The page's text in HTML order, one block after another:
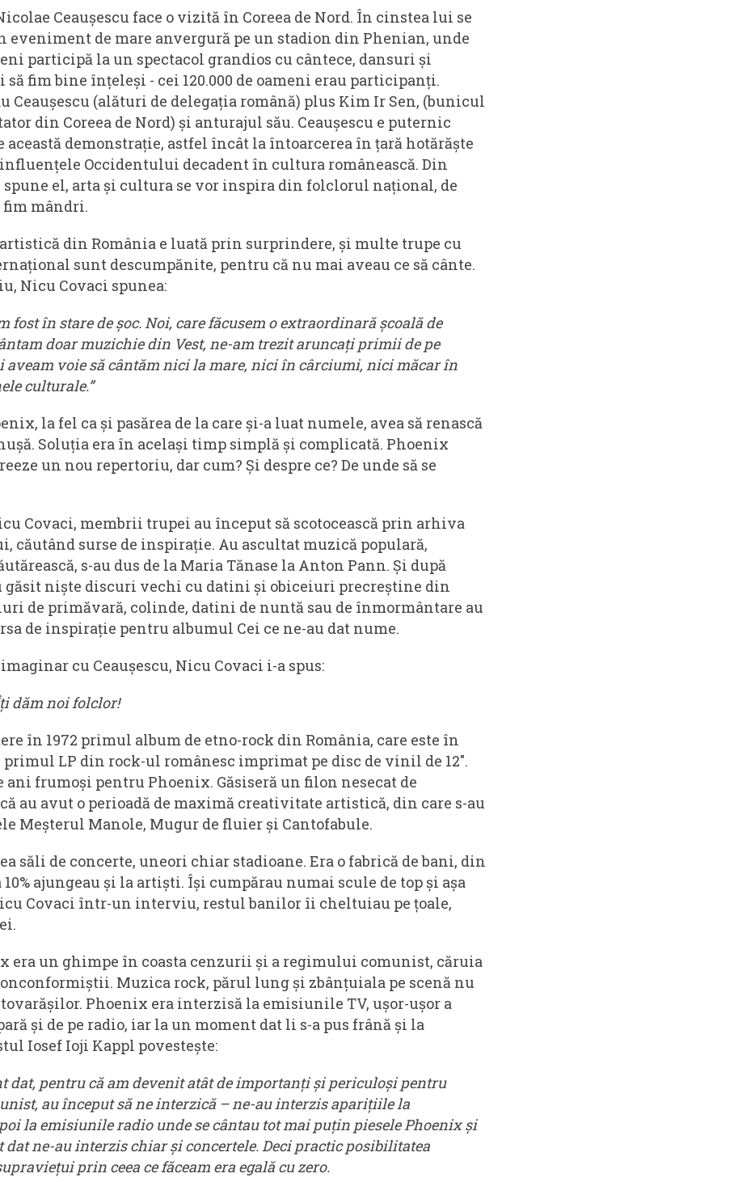
Ceaușescu face o vizită în Coreea de Nord. În cinstea lui se
eveniment de mare anvergură pe un stadion din Phenian, unde
participă la un spectacol grandios cu cântece, dansuri și
să fim bine înțeleși - cei 120.000 de oameni erau participanți.
Ceaușescu (alături de delegația română) plus Kim Ir Sen, (bunicul
din Coreea de Nord) și anturajul său. Ceaușescu e puternic
această demonstrație, astfel încât la întoarcerea în țară hotărăște
Occidentului decadent în cultura românească. Din
spune el, arta și cultura se vor inspira din folclorul național, de
fim mândri.
din România e luată prin surprindere, și multe trupe cu
sunt descumpănite, pentru că nu mai aveau ce să cânte.
Nicu Covaci spunea:
fost în stare de șoc. Noi, care făcusem o extraordinară școală de
doar muzichie din Vest, ne-am trezit aruncați primii de pe
aveam voie să cântăm nici la mare, nici în cârciumi, nici măcar în
culturale.”
la fel ca și pasărea de la care și-a luat numele, avea să renască
Soluția era în același timp simplă și complicată. Phoenix
un nou repertoriu, dar cum? Și despre ce? De unde să se
Covaci, membrii trupei au început să scotocească prin arhiva
căutând surse de inspirație. Au ascultat muzică populară,
s-au dus de la Maria Tănase la Anton Pann. Și după
găsit niște discuri vechi cu datini și obiceiuri precreștine din
de primăvară, colinde, datini de nuntă sau de înmormântare au
de inspirație pentru albumul Cei ce ne-au dat nume.
cu Ceaușescu, Nicu Covaci i-a spus:
dăm noi folclor!
în 1972 primul album de etno-rock din România, care este în
LP din rock-ul românesc imprimat pe disc de vinil de 12".
ani frumoși pentru Phoenix. Găsiseră un filon nesecat de
au avut o perioadă de maximă creativitate artistică, din care s-au
Meșterul Manole, Mugur de fluier și Cantofabule.
săli de concerte, uneori chiar stadioane. Era o fabrică de bani, din
ajungeau și la artiști. Își cumpărau numai scule de top și așa
Covaci într-un interviu, restul banilor îi cheltuiau pe țoale,
era un ghimpe în coasta cenzurii și a regimului comunist, căruia
Muzica rock, părul lung și zbânțuiala pe scenă nu
Phoenix era interzisă la emisiunile TV, ușor-ușor a
și de pe radio, iar la un moment dat li s-a pus frână și la
Iosef Ioji Kappl povestește:
dat, pentru că am devenit atât de importanți și periculoși pentru
au început să ne interzică – ne-au interzis aparițiile la
la emisiunile radio unde se cântau tot mai puțin piesele Phoenix și
dat ne-au interzis chiar și concertele. Deci practic posibilitatea
prin ceea ce făceam era egală cu zero.